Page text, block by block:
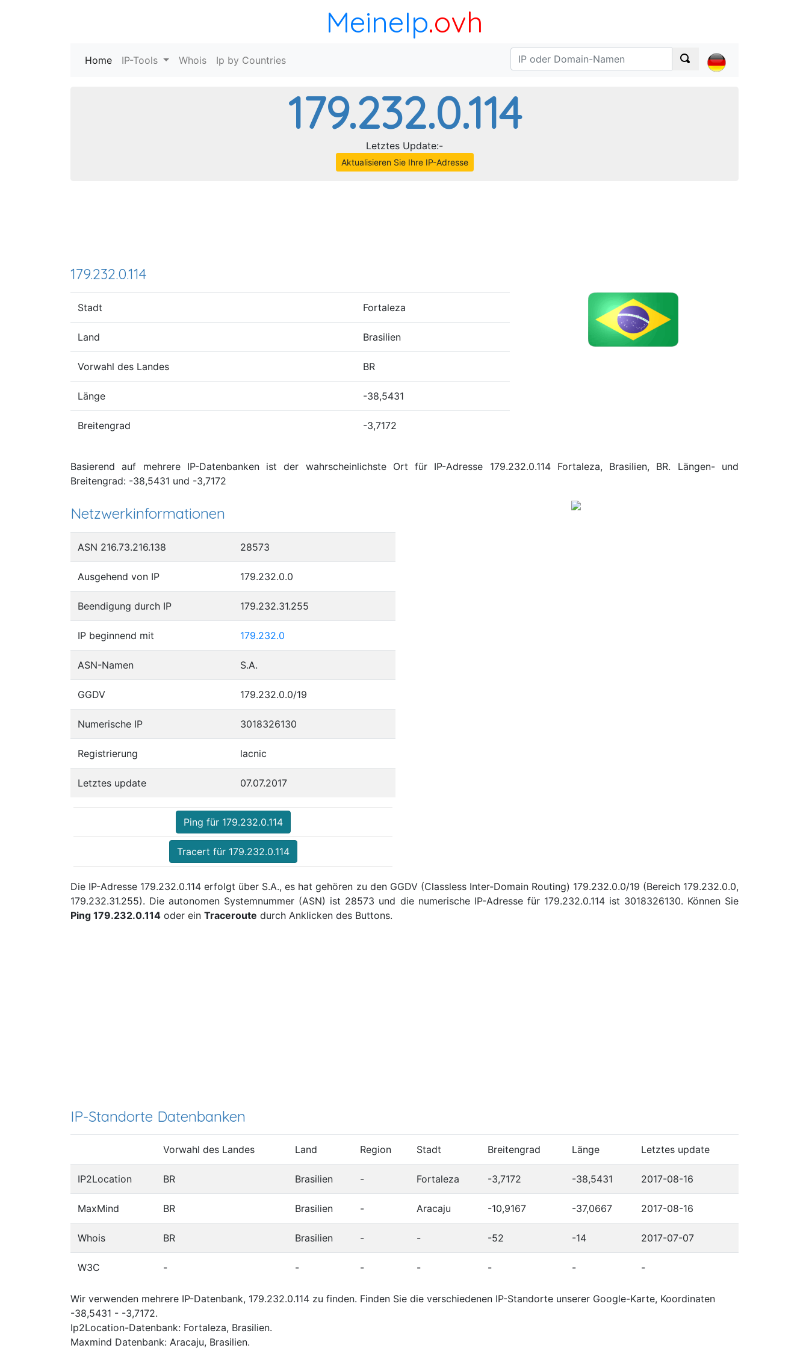
MeineIp.ovh
Home (current)
IP-Tools Whois Ip by Countries
179.232.0.114
Letztes Update:-
Aktualisieren Sie Ihre IP-Adresse
179.232.0.114
Stadt Fortaleza
Land Brasilien
Vorwahl des Landes BR
Länge -38,5431
Breitengrad -3,7172
Basierend auf mehrere IP-Datenbanken ist der wahrscheinlichste Ort für IP-Adresse 179.232.0.114 Fortaleza, Brasilien, BR. Längen- und
Breitengrad: -38,5431 und -3,7172
Netzwerkinformationen
ASN 216.73.216.138 28573
Ausgehend von IP 179.232.0.0
Beendigung durch IP 179.232.31.255
IP beginnend mit 179.232.0
ASN-Namen S.A.
GGDV 179.232.0.0/19
Numerische IP 3018326130
Registrierung lacnic
Letztes update 07.07.2017
Ping für 179.232.0.114
Tracert für 179.232.0.114
Die IP-Adresse 179.232.0.114 erfolgt über S.A., es hat gehören zu den GGDV (Classless Inter-Domain Routing) 179.232.0.0/19 (Bereich 179.232.0.0,
179.232.31.255). Die autonomen Systemnummer (ASN) ist 28573 und die numerische IP-Adresse für 179.232.0.114 ist 3018326130. Können Sie
Ping 179.232.0.114 oder ein Traceroute durch Anklicken des Buttons.
IP-Standorte Datenbanken
Vorwahl des Landes Land Region Stadt Breitengrad Länge Letztes update
IP2Location BR Brasilien - Fortaleza -3,7172 -38,5431 2017-08-16
MaxMind BR Brasilien - Aracaju -10,9167 -37,0667 2017-08-16
Whois BR Brasilien - - -52 -14 2017-07-07
W3C - - - - - - -
Wir verwenden mehrere IP-Datenbank, 179.232.0.114 zu finden. Finden Sie die verschiedenen IP-Standorte unserer Google-Karte, Koordinaten
-38,5431 - -3,7172.
Ip2Location-Datenbank: Fortaleza, Brasilien.
Maxmind Datenbank: Aracaju, Brasilien.